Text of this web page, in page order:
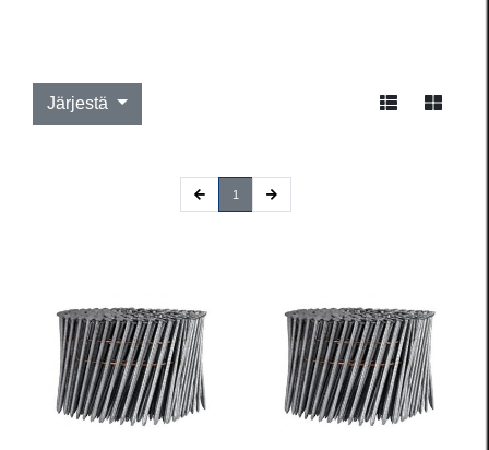
Järjestä
1 (current)